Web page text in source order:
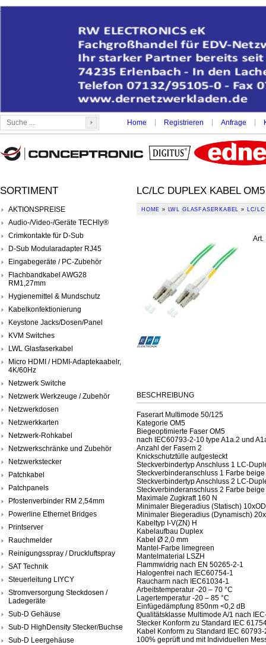
Home Registrieren Anfrage
SORTIMENT
AKTIONSPREISE
Audio-/Video-/Geräte TECHly®
Crimkontakte für D-Sub
D-Sub Modularadapter RJ45
Eingabegeräte / PC-Zubehör
Flachbandkabel AWG28
RM1,27mm
Hygienemittel & Mundschutz
Kabelkonfektionierung
Keystone Jacks/Dosen/Panel
KVM Switches
LWL Glasfaserkabel
Micro HDMI / HDMI-Adaptekaabelr,
4K/60Hz
Netzwerk Switche
Netzwerk Werkzeuge / Zubehör
Netzwerkdosen
Netzwerkkarten
Netzwerk-Rohkabel
Netzwerkschränke und Zubehör
Netzwerkstecker
Patchkabel
Patchpanels
Pfostenverbinder RM 2,54mm
Powerline Ethernet Bridges
Printserver
Rauchmelder
Reinigungsspray / Druckluftspray
SAT Technik
Steuerleitung LIYCY
Stromversorgung Steckdosen /
Ladegeräte
Sub-D Gehäuse
Sub-D HighDensity Stecker/Buchse
Sub-D Leergehäuse
LC/LC DUPLEX KABEL
HOME » LWL GLASFASERKABEL » LC/
Art.
BESCHREIBUNG
Faserart Multimode 50/125
Kategorie OM5
Biegeoptimierte Faser OM5
nach IEC60793-2-10 type A1a.2 und
Anzahl der Fasern 2
Knickschutztülle aufgesteckt
Steckverbindertyp Anschluss 1 LC-
Steckverbinderanschluss 1 Farbe beige
Steckverbindertyp Anschluss 2 LC-
Steckverbinderanschluss 2 Farbe beige
Maximale Zugkraft 160 N
Minimaler Biegeradius (Statisch) 10xOD
Minimaler Biegeradius (Dynamisch)
Kabeltyp I-V(ZN) H
Kabelaufbau Duplex
Kabel Ø 2,0 mm
Mantel-Farbe limegreen
Mantelmaterial LSZH
Flammwidrig nach EN 50265-2-1
Halogenfrei nach IEC60754-1
Raucharm nach IEC61034-1
Arbeitstemperatur -20 – 70 °C
Lagertemperatur -20 – 85 °C
Einfügedämpfung 850nm <0,2 dB
Qualitätsklasse Multimode A/1 nach
Stecker Konform zu Standard IEC
Kabel Konform zu Standard IEC 60793-
100% geprüft und mit Individuellen